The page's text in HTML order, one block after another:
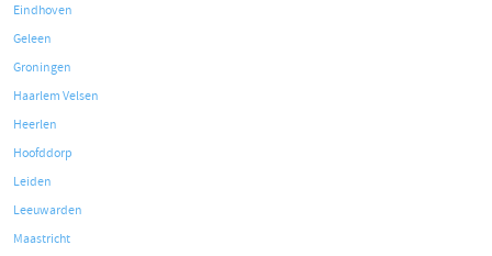
Eindhoven
Geleen
Groningen
Haarlem Velsen
Heerlen
Hoofddorp
Leiden
Leeuwarden
Maastricht